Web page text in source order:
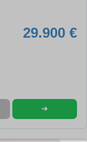
29.900 €
➜